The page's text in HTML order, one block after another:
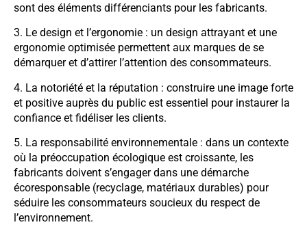
sont des éléments différenciants pour les fabricants.
3. Le design et l’ergonomie : un design attrayant et une
ergonomie optimisée permettent aux marques de se
démarquer et d’attirer l’attention des consommateurs.
4. La notoriété et la réputation : construire une image forte
et positive auprès du public est essentiel pour instaurer la
confiance et fidéliser les clients.
5. La responsabilité environnementale : dans un contexte
où la préoccupation écologique est croissante, les
fabricants doivent s’engager dans une démarche
écoresponsable (recyclage, matériaux durables) pour
séduire les consommateurs soucieux du respect de
l’environnement.